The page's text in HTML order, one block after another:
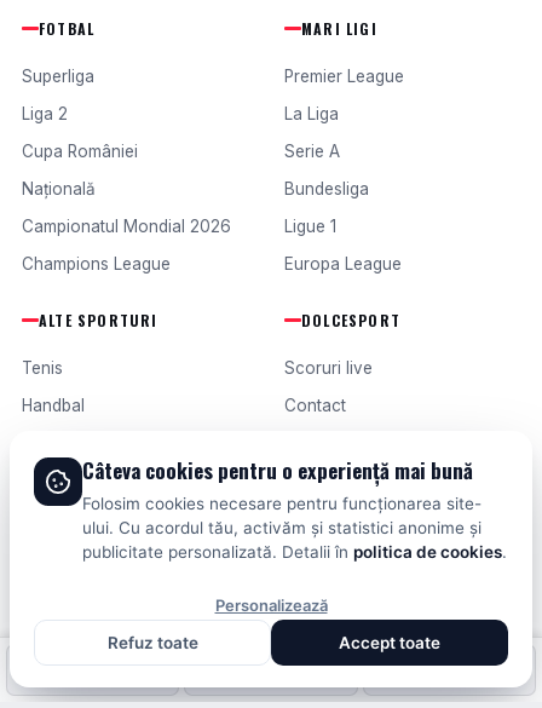
FOTBAL
Superliga
Liga 2
Cupa României
Națională
Campionatul Mondial 2026
Champions League
MARI LIGI
Premier League
La Liga
Serie A
Bundesliga
Ligue 1
Europa League
ALTE SPORTURI
Tenis
Handbal
Formula 1
Fotbal intern
Fotbal extern
DOLCESPORT
Scoruri live
Contact
Termeni și condiții
© 2026 DOLCESPORT. TOATE DREPTURILE REZERVATE.
SCORURI, CLASAMENTE ȘI ANALIZE DIN TOATE COMPETIȚIILE
Fotbal intern Fotbal extern Scoruri live
Câteva cookies pentru o experiență mai bună
Folosim cookies necesare pentru funcționarea site-
ului. Cu acordul tău, activăm și statistici anonime și
publicitate personalizată. Detalii în politica de cookies.
Personalizează
Refuz toate
Accept toate